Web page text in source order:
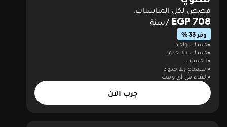
قصص لكل المناسبات.
708 EGP /سنة
وفر 33%
حساب واحد
حساب بلا حدود
1 حساب
استماع بلا حدود
إلغاء في أي وقت
جرب الآن